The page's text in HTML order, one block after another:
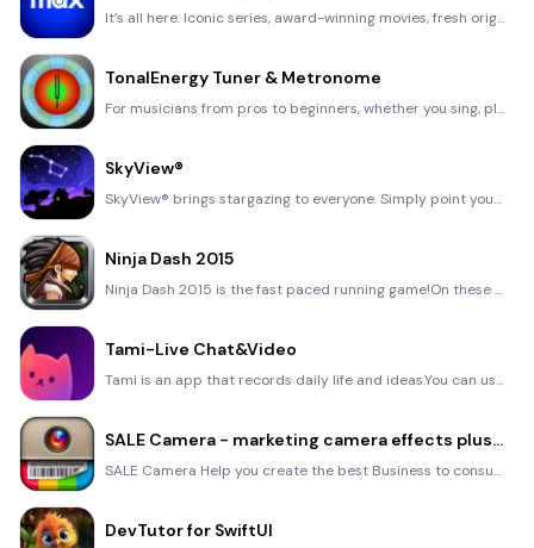
It’s all here. Iconic series, award-winning movies, fresh originals, and family favorites, featuring
TonalEnergy Tuner & Metronome
For musicians from pros to beginners, whether you sing, play a brass, woodwind or stringed instrumen
SkyView®
SkyView® brings stargazing to everyone. Simply point your iPhone, iPad, or iPod at the sky to identi
Ninja Dash 2015
Ninja Dash 2015 is the fast paced running game!On these maze fields, rush to the end of this ninja w
Tami-Live Chat&Video
Tami is an app that records daily life and ideas.You can use it to record your every day, whether it
SALE Camera - marketing camera effects plus photo editor
SALE Camera Help you create the best Business to consumer Stock Photos and Images. provides 300 filt
DevTutor for SwiftUI